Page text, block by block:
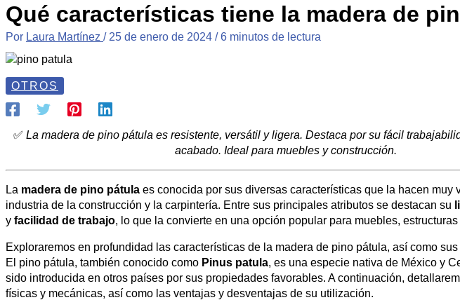
Qué características tiene la madera de
Por Laura Martínez / 25 de enero de 2024 /6 minutos de lectura
OTROS
✅ La madera de pino pátula es resistente, versátil y ligera. Destaca por su fácil
acabado. Ideal para muebles y construcción.
La madera de pino pátula es conocida por sus diversas características que la hacen muy
industria de la construcción y la carpintería. Entre sus principales atributos se destacan su
y facilidad de trabajo, lo que la convierte en una opción popular para muebles,
Exploraremos en profundidad las características de la madera de pino pátula, así como
El pino pátula, también conocido como Pinus patula, es una especie nativa de México y
sido introducida en otros países por sus propiedades favorables. A continuación,
físicas y mecánicas, así como las ventajas y desventajas de su utilización.